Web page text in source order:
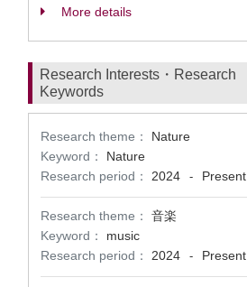
More details
Research Interests・Research
Keywords
Research theme：
Nature
Keyword：
Nature
Research period：
2024 - Present
Research theme：
音楽
Keyword：
music
Research period：
2024 - Present